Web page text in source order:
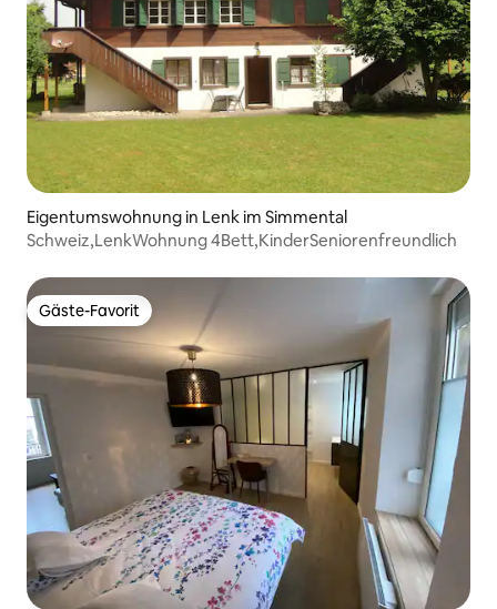
Eigentumswohnung in Lenk im Simmental
Schweiz,LenkWohnung 4Bett,KinderSeniorenfreundlich
Gäste-Favorit
Gäste-Favorit